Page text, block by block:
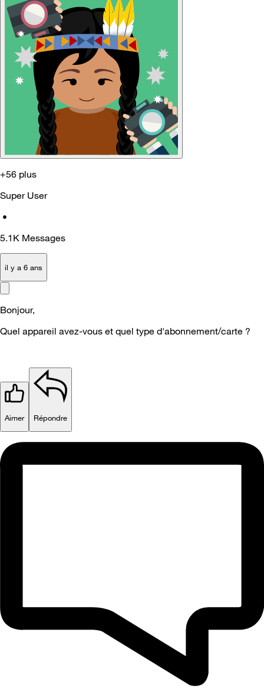
+56 plus
Super User
•
5.1K Messages
il y a 6 ans
Bonjour,
Quel appareil avez-vous et quel type d'abonnement/carte ?
Aimer Répondre